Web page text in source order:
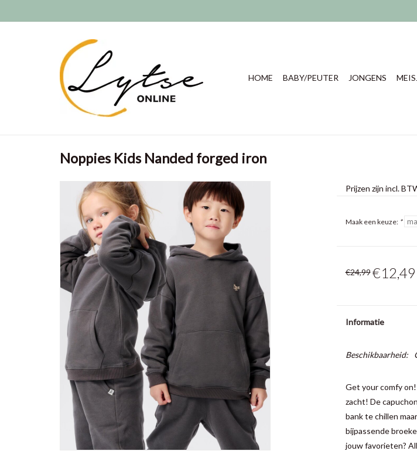
HOME BABY/PEUTER JONGENS
Noppies Kids Nanded forged iron
Prijzen zijn incl.
Maak een keuze: *
€24,99 €12,49
Informatie
Beschikbaarheid:
Get your comfy
zacht! De
bank te chillen
bijpassende
jouw favorieten?